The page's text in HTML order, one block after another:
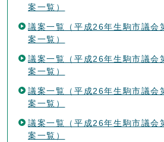
案一覧）
議案一覧（平成26年生駒市議会
案一覧）
議案一覧（平成26年生駒市議会
案一覧）
議案一覧（平成26年生駒市議会
案一覧）
議案一覧（平成26年生駒市議会
案一覧）